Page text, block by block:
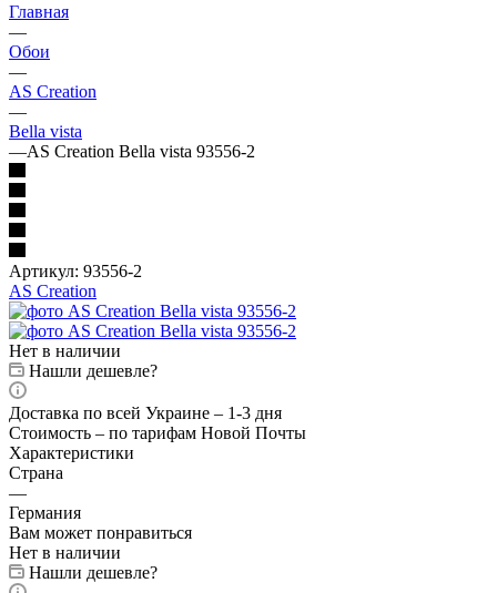
Главная
—
Обои
—
AS Creation
—
Bella vista
—AS Creation Bella vista 93556-2
Артикул: 93556-2
AS Creation
Нет в наличии
Нашли дешевле?
Доставка по всей Украине – 1-3 дня
Стоимость – по тарифам Новой Почты
Характеристики
Страна
—
Германия
Вам может понравиться
Нет в наличии
Нашли дешевле?